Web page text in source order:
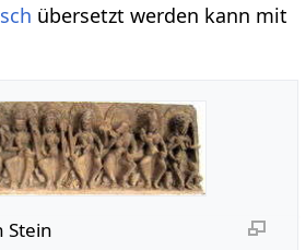
übersetzt werden kann mit
Stein